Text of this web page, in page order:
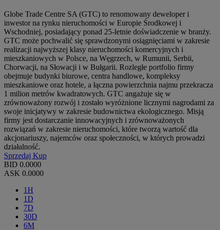
Globe Trade Centre SA (GTC) to renomowany deweloper i
inwestor na rynku nieruchomości w Europie Środkowej i
Wschodniej, posiadający ponad 25-letnie doświadczenie w branży.
GTC może pochwalić się sprawdzonymi osiągnięciami w zakresie
realizacji najwyższej klasy nieruchomości komercyjnych i
mieszkaniowych w Polsce, na Węgrzech, w Rumunii, Serbii,
Chorwacji, na Słowacji i w Bułgarii. Rozległe portfolio firmy
obejmuje budynki biurowe, centra handlowe, kompleksy
mieszkaniowe oraz hotele, a łączna powierzchnia najmu przekracza
1 milion metrów kwadratowych. GTC angażuje się w
zrównoważony rozwój i zostało wyróżnione licznymi nagrodami za
swoje inicjatywy w zakresie budownictwa ekologicznego. Misją
firmy jest dostarczanie innowacyjnych i zrównoważonych
rozwiązań w zakresie nieruchomości, które tworzą wartość dla
akcjonariuszy, najemców oraz społeczności, w których prowadzi
działalność.
Sprzedaj Kup
BID 0.0000
ASK 0.0000
1H
1D
7D
30D
6M